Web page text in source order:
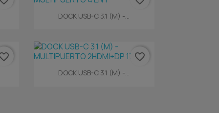
Vista rápida
DOCK USB-C 3.1 (M) -...
Vista rápida
DOCK USB-C 3.1 (M) -...
favorite_border